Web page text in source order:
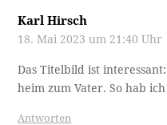
Karl Hirsch
18. Mai 2023 um 21:40 Uhr
Das Titelbild ist
heim zum Vater. So hab
Antworten